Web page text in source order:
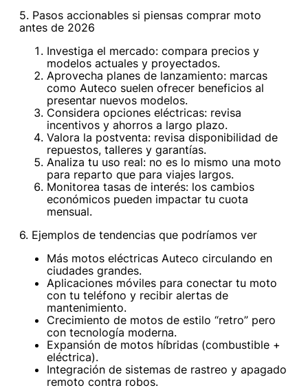
5. Pasos accionables si piensas comprar moto
antes de 2026
Investiga el mercado: compara precios y
modelos actuales y proyectados.
Aprovecha planes de lanzamiento: marcas
como Auteco suelen ofrecer beneficios al
presentar nuevos modelos.
Considera opciones eléctricas: revisa
incentivos y ahorros a largo plazo.
Valora la postventa: revisa disponibilidad de
repuestos, talleres y garantías.
Analiza tu uso real: no es lo mismo una moto
para reparto que para viajes largos.
Monitorea tasas de interés: los cambios
económicos pueden impactar tu cuota
mensual.
6. Ejemplos de tendencias que podríamos ver
Más motos eléctricas Auteco circulando en
ciudades grandes.
Aplicaciones móviles para conectar tu moto
con tu teléfono y recibir alertas de
mantenimiento.
Crecimiento de motos de estilo “retro” pero
con tecnología moderna.
Expansión de motos híbridas (combustible +
eléctrica).
Integración de sistemas de rastreo y apagado
remoto contra robos.